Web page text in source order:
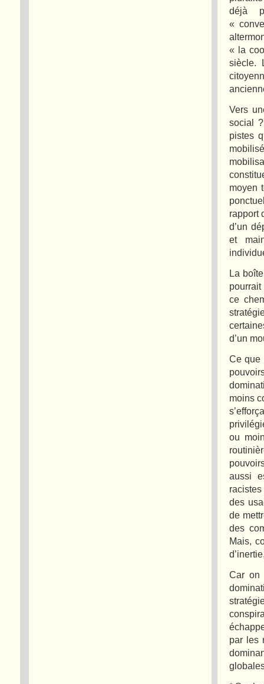
déjà
«
« la
siècle.
Vers
social
pistes
moyen
rapport
d’un
et
La
ce
d’un
Ce que
moins
ou
aussi
des
de
des
Mais,
Car on
par les